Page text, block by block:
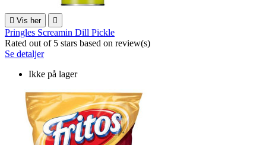
 Vis her 
Pringles Screamin Dill Pickle
Rated out of 5 stars based on review(s)
Se detaljer
Ikke på lager